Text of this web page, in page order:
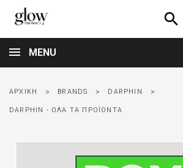

MENU
ΑΡΧΙΚΉ BRANDS DARPHIN
DARPHIN - ΟΛΑ ΤΑ ΠΡΟΪΟΝΤΑ